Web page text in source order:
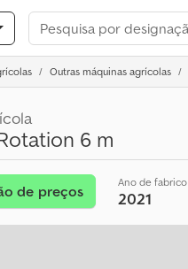
Outras máquinas agrícolas
6 m
de preços
Ano de fabrico
2021